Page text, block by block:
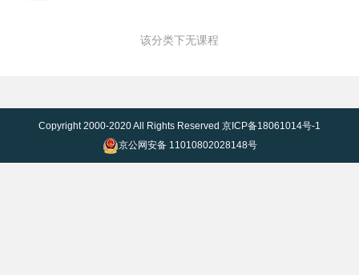
该分类下无课程
Copyright 2000-2020 All Rights Reserved 京ICP备18061014号-1
京公网安备 11010802028148号